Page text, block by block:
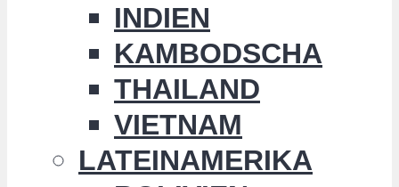
INDIEN
KAMBODSCHA
THAILAND
VIETNAM
LATEINAMERIKA